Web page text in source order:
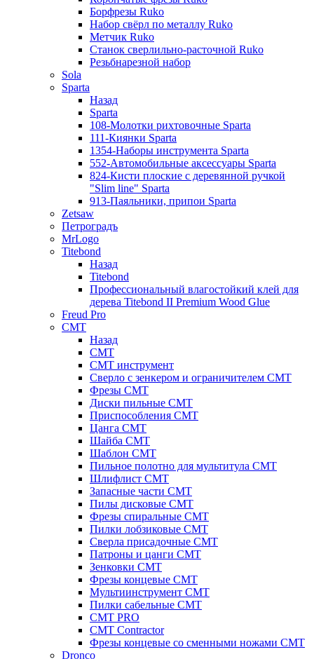
Борфрезы Ruko
Набор свёрл по металлу Ruko
Метчик Ruko
Станок сверлильно-расточной Ruko
Резьбнарезной набор
Sola
Sparta
Назад
Sparta
108-Молотки рихтовочные Sparta
111-Киянки Sparta
1354-Наборы инструмента Sparta
552-Автомобильные аксессуары Sparta
824-Кисти плоские с деревянной ручкой
"Slim line" Sparta
913-Паяльники, припои Sparta
Zetsaw
Петроградъ
MrLogo
Titebond
Назад
Titebond
Профессиональный влагостойкий клей для
дерева Titebond II Premium Wood Glue
Freud Pro
CMT
Назад
CMT
CMT инструмент
Сверло с зенкером и ограничителем CMT
Фрезы CMT
Диски пильные CMT
Приспособления СМТ
Цанга CMT
Шайба CMT
Шаблон CMT
Пильное полотно для мультитула CMT
Шлифлист CMT
Запасные части CMT
Пилы дисковые CMT
Фрезы спиральные CMT
Пилки лобзиковые СМТ
Сверла присадочные СМТ
Патроны и цанги CMT
Зенковки СМТ
Фрезы концевые CMT
Мультиинструмент СМТ
Пилки сабельные СМТ
CMT PRO
CMT Contractor
Фрезы концевые со сменными ножами CMT
Dronco